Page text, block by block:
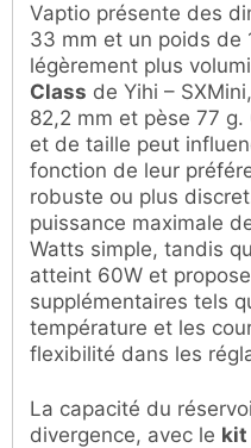
Vaptio présente des
33 mm et un poids de
légèrement plus
Class de Yihi –
82,2 mm et pèse 77
et de taille peut
fonction de leur
robuste ou plus
puissance maximale
Watts simple, tandis
atteint 60W et
supplémentaires tels
température et les
flexibilité dans les
La capacité du
divergence, avec le kit